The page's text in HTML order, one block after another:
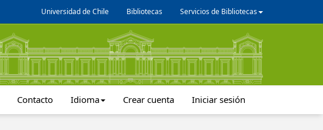
Universidad de Chile Bibliotecas Servicios de Bibliotecas
Contacto Idioma Crear cuenta Iniciar sesión